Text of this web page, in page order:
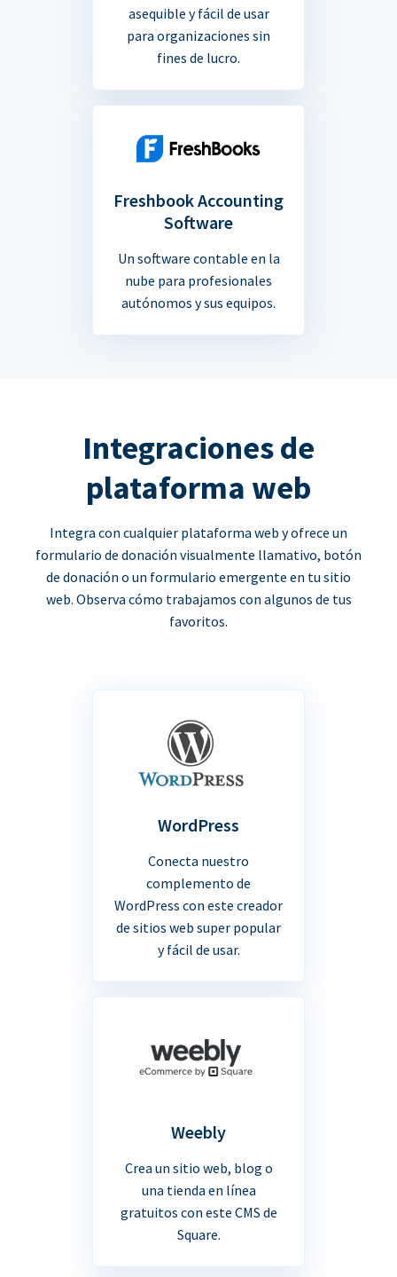
asequible y fácil de usar
para organizaciones sin
fines de lucro.
Freshbook Accounting
Software
Un software contable en la
nube para profesionales
autónomos y sus equipos.
Integraciones de
plataforma web
Integra con cualquier plataforma web y ofrece un
formulario de donación visualmente llamativo, botón
de donación o un formulario emergente en tu sitio
web. Observa cómo trabajamos con algunos de tus
favoritos.
WordPress
Conecta nuestro
complemento de
WordPress con este creador
de sitios web super popular
y fácil de usar.
Weebly
Crea un sitio web, blog o
una tienda en línea
gratuitos con este CMS de
Square.